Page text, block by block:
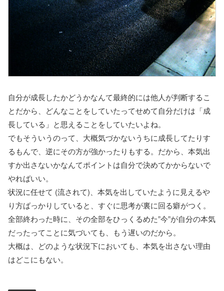
自分が成長したかどうかなんて最終的には他人が判断するこ
とだから、どんなことをしていたってせめて自分だけは「成
長している」と思えることをしていたいよね。
でもそういうのって、大概気づかないうちに成長してたりす
るもんで、逆にその方が強かったりもする。だから、本気出
すか出さないかなんてポイントは自分で決めてかからないで
やればいい。
状況に任せて (流されて)、本気を出していたように見えるや
り方ばっかりしていると、すぐに思考が裏に回る癖がつく。
全部終わった時に、その全部をひっくるめた”今”が自分の本気
だったってことに気づいても、もう遅いのだから。
大概は、どのような状況下においても、本気を出さない理由
はどこにもない。